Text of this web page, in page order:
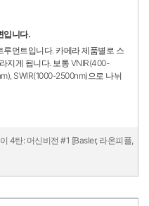
입니다.
먼트입니다. 카메라 제품별로 스
지게 됩니다. 보통 VNIR(400-
SWIR(1000-2500nm)으로 나뉘
4탄: 머신비전 #1 [Basler, 라온피플,